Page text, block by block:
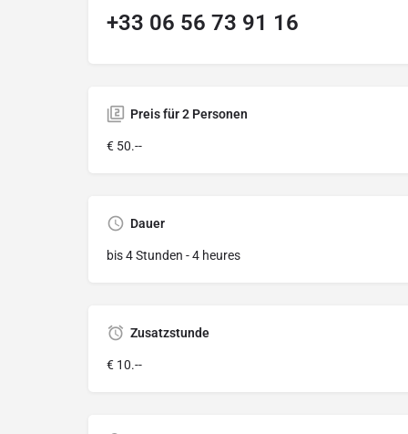
+33 06 56 73 91 16
Preis für 2 Personen
€ 50.--
Dauer
bis 4 Stunden - 4 heures
Zusatzstunde
€ 10.--